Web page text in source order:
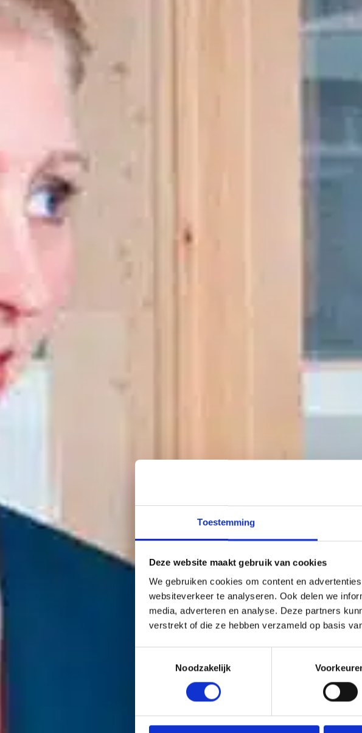
Toestemming
Deze website maakt gebruik van cookies
We gebruiken cookies om content en
websiteverkeer te analyseren. Ook delen we
media, adverteren en analyse. Deze partners
verstrekt of die ze hebben verzameld op basis
Noodzakelijk